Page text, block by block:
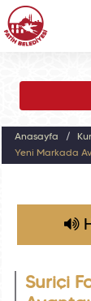
Anasayfa
Yeni Markada
Suriçi